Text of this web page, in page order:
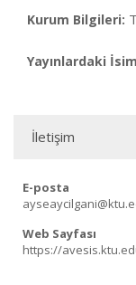
Kurum Bilgileri:
Yayınlardaki
İletişim
E-posta
Web Sayfası
https://